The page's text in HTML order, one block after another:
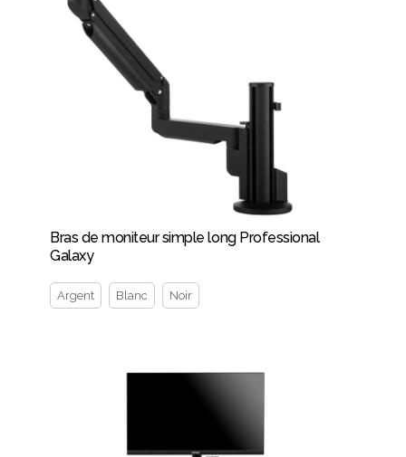
Bras de moniteur simple long Professional
Galaxy
Argent Blanc Noir